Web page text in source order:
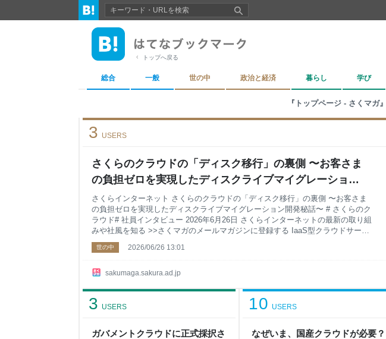
トップへ戻る
総合 一般 世の中 政治と経済 暮らし 学び
『トップページ - さくマガ』
さくらのクラウドの「ディスク移行」の裏側 〜お客さま
の負担ゼロを実現したディスクライブマイグレーション
開発秘話〜 - さくマガ
3 USERS
sakumaga.sakura.ad.jp
さくらインターネット さくらのクラウドの「ディスク移行」の裏側 〜お客さま
の負担ゼロを実現したディスクライブマイグレーション開発秘話〜 # さくらのク
ラウド# 社員インタビュー 2026年6月26日 さくらインターネットの最新の取り組
みや社風を知る >>さくマガのメールマガジンに登録する IaaS型クラウドサービ
スとして成長を続けてきた「さくらのクラウド」。 高い自由度と柔軟な拡張性を
提供する一方、常時稼働しているサービスの停止はお客さまのビジネスに直結し
ん。 サービス開始から10年。膨大なデータを支える実機ハードウェアの劣化が進
は、そのストレージ更改にともなう「第1世代ディ
世の中 2026/06/26 13:01
ガバメントクラウドに正式採択さ
3 USERS
なぜいま、国産クラウドが必要？
10 USERS